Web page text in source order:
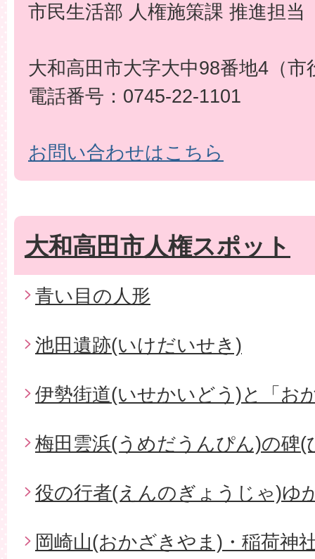
市民生活部 人権施策課 推進担当
大和高田市大字大中98番地4（市
電話番号：0745-22-1101
お問い合わせはこちら
大和高田市人権スポット
青い目の人形
池田遺跡(いけだいせき)
伊勢街道(いせかいどう)と「お
梅田雲浜(うめだうんぴん)の碑(
役の行者(えんのぎょうじゃ)ゆ
岡崎山(おかざきやま)・稲荷神